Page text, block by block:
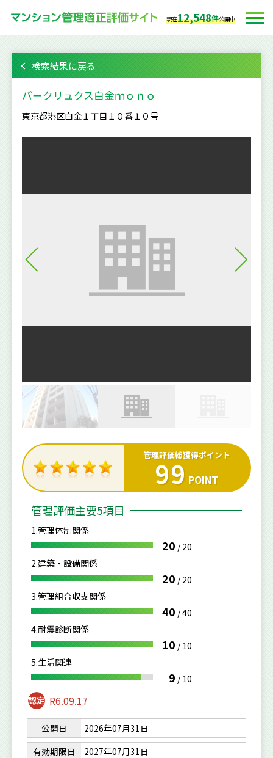
現在12,548件公開中
検索結果に戻る
パークリュクス白金ｍｏｎｏ
東京都港区白金１丁目１０番１０号
管理評価総獲得ポイント
99 POINT
管理評価主要5項目
1.管理体制関係
20 /20
2.建築・設備関係
20 /20
3.管理組合収支関係
40 /40
4.耐震診断関係
10 /10
5.生活関連
9 /10
R6.09.17
公開日
2026年07月31日
有効期限日
2027年07月31日